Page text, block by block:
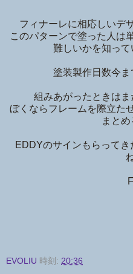
フィナーレに相応しいデ
このパターンで塗った人は
難しいかを知って
塗装製作日数今
組みあがったときはま
ぼくならフレームを際立た
まとめ
EDDYのサインもらって
EVOLIU 時刻: 20:36